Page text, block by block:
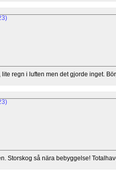
lite regn i luften men det gjorde inget.
Storskog så nära bebyggelse!